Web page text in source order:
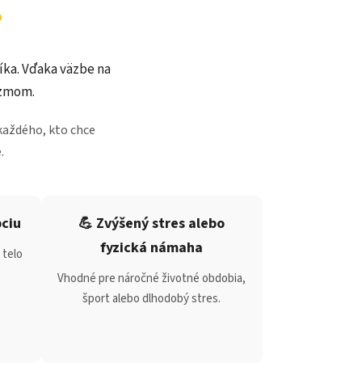
Vďaka väzbe na
kto chce
telo
💪 Zvýšený stres alebo
fyzická námaha
Vhodné pre náročné životné obdobia,
šport alebo dlhodobý stres.